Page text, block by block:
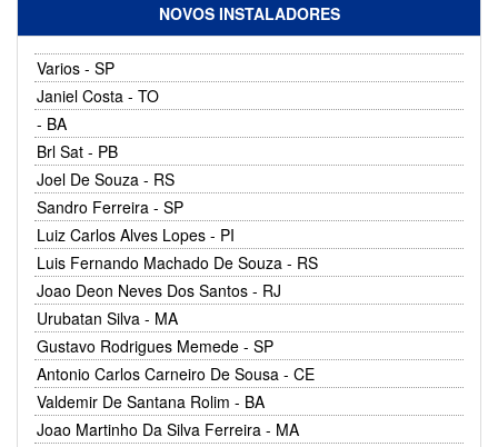
NOVOS INSTALADORES
Varios - SP
Janiel Costa - TO
- BA
Brl Sat - PB
Joel De Souza - RS
Sandro Ferreira - SP
Luiz Carlos Alves Lopes - PI
Luis Fernando Machado De Souza - RS
Joao Deon Neves Dos Santos - RJ
Urubatan Silva - MA
Gustavo Rodrigues Memede - SP
Antonio Carlos Carneiro De Sousa - CE
Valdemir De Santana Rolim - BA
Joao Martinho Da Silva Ferreira - MA